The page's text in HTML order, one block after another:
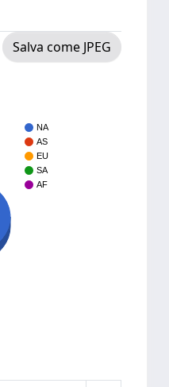
Salva come JPEG
NA
AS
EU
SA
AF